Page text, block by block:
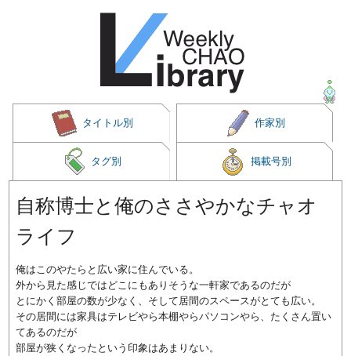
タイトル別 作家別
タグ別 掲載号別
自称博士と俺のささやかなチャオ
ライフ
俺はこのやたらと広い家に住んでいる。
外から見た感じではどこにもありそうな一軒家であるのだが
とにかく部屋の数が少なく、そして居間のスペースがとても広い。
その居間には家具はテレビやら本棚やらパソコンやら、たくさん置い
てあるのだが
部屋が狭くなったという印象はあまりない。